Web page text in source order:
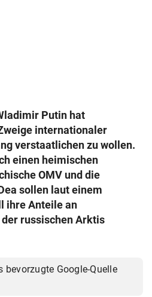
Putin hat
internationaler
verstaatlichen zu wollen.
einen heimischen
OMV und die
sollen laut einem
ihre Anteile an
russischen Arktis
bevorzugte Google-Quelle